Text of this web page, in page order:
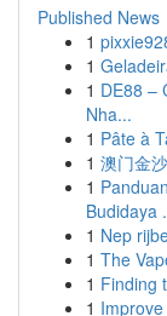
Published News
1
1
1 DE88 –
Nha...
1 Pâte à
1 澳门金
1
Budidaya
1 Nep
1 The
1 Finding
1